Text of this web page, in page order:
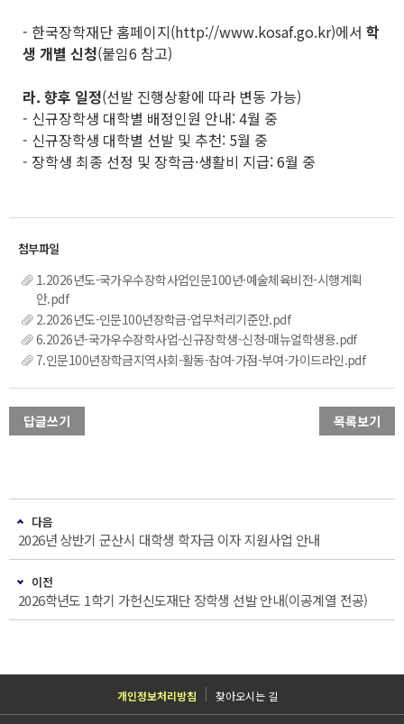
- 한국장학재단 홈페이지(http://www.kosaf.go.kr)에서 학
생 개별 신청(붙임6 참고)
라. 향후 일정(선발 진행상황에 따라 변동 가능)
- 신규장학생 대학별 배정인원 안내: 4월 중
- 신규장학생 대학별 선발 및 추천: 5월 중
- 장학생 최종 선정 및 장학금·생활비 지급: 6월 중
1.2026년도-국가우수장학사업인문100년·예술체육비전-시행계획
안.pdf
2.2026년도-인문100년장학금-업무처리기준안.pdf
6.2026년-국가우수장학사업-신규장학생-신청-매뉴얼학생용.pdf
7.인문100년장학금지역사회-활동-참여-가점-부여-가이드라인.pdf
답글쓰기 목록보기
다음
2026년 상반기 군산시 대학생 학자금 이자 지원사업 안내
이전
2026학년도 1학기 가헌신도재단 장학생 선발 안내(이공계열 전공)
개인정보처리방침 찾아오시는 길